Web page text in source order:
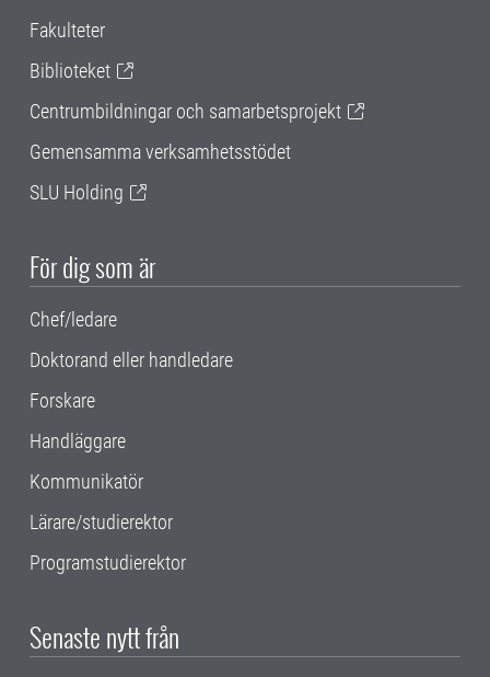
Fakulteter
Biblioteket
Centrumbildningar och samarbetsprojekt
Gemensamma verksamhetsstödet
SLU Holding
För dig som är
Chef/ledare
Doktorand eller handledare
Forskare
Handläggare
Kommunikatör
Lärare/studierektor
Programstudierektor
Senaste nytt från